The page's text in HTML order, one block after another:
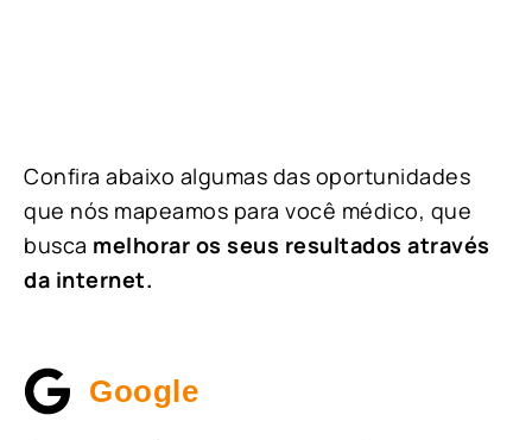
Confira abaixo algumas das oportunidades
que nós mapeamos para você médico, que
busca melhorar os seus resultados através
da internet.
Google